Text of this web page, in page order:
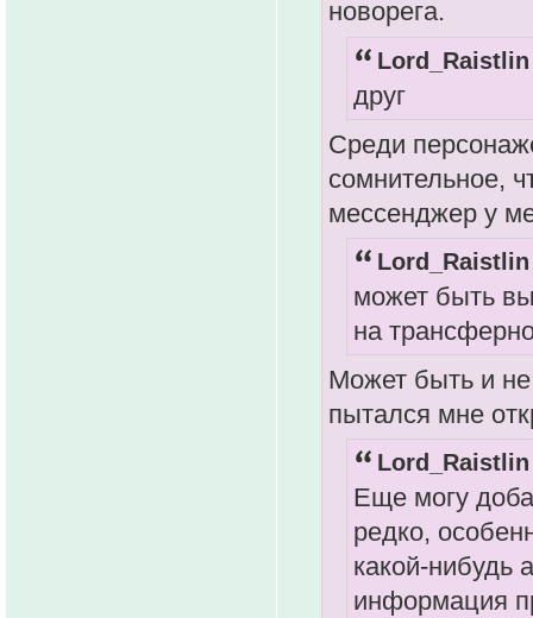
новорега.
друг
Среди
сомнительное,
мессенджер у
может быть
на
Может быть и не
пытался мне
Еще могу
редко,
какой-нибудь
информация